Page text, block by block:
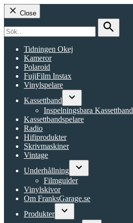
Close
for:
Search
Tidningen Okej
Kameror
Polaroid
FujiFilm Instax
Vinylspelare
Kassettband
Open
dropdown
menu
Inspelningsbara Kassettband
Kassettbandspelare
Radio
Hifiprodukter
Skrivmaskiner
Vintage
Underhållning
Open
Filmguider
Vinylskivor
Om FranksGarage.se
Produkter
Open